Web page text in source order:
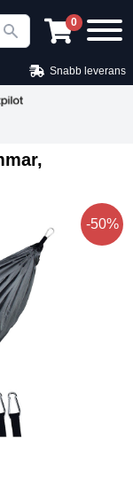
0
Snabb leverans
-50%